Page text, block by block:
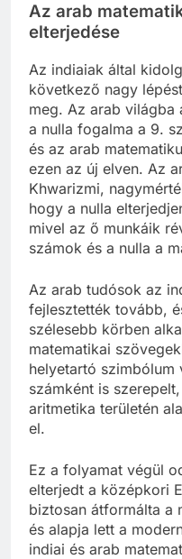
Az arab
elterjedése
Az indiaiak által
következő nagy
meg. Az arab világba
a nulla fogalma a 9.
és az arab
ezen az új elven. Az
Khwarizmi,
hogy a nulla
mivel az ő munkáik
számok és a nulla a
Az arab tudósok az
fejlesztették tovább,
szélesebb körben
matematikai
helyetartó szimbólum
számként is
aritmetika területén
el.
Ez a folyamat végül
elterjedt a középkori
biztosan átformálta a
és alapja lett a
indiai és arab